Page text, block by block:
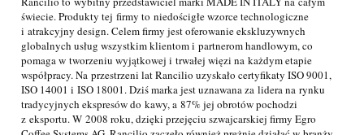
świecie. Produkty tej firmy to niedościgłe wzorce technologiczne
i atrakcyjny design. Celem firmy jest oferowanie ekskluzywnych
globalnych usług wszystkim klientom i partnerom handlowym, co
pomaga w tworzeniu wyjątkowej i trwałej więzi na każdym etapie
współpracy. Na przestrzeni lat Rancilio uzyskało certyfikaty ISO 9001,
ISO 14001 i ISO 18001. Dziś marka jest uznawana za lidera na rynku
tradycyjnych ekspresów do kawy, a 87% jej obrotów pochodzi
z eksportu. W 2008 roku, dzięki przejęciu szwajcarskiej firmy Egro